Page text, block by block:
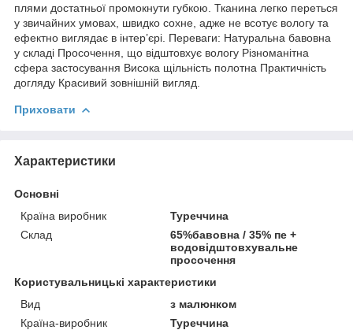
плями достатньої промокнути губкою. Тканина легко переться
у звичайних умовах, швидко сохне, адже не всотує вологу та
ефектно виглядає в інтер’єрі. Переваги: Натуральна бавовна
у складі Просочення, що відштовхує вологу Різноманітна
сфера застосування Висока щільність полотна Практичність
догляду Красивий зовнішній вигляд.
Приховати
Характеристики
Основні
Країна виробник
Туреччина
Склад
65%бавовна / 35% пе +
водовідштовхувальне
просочення
Користувальницькі характеристики
Вид
з малюнком
Країна-виробник
Туреччина